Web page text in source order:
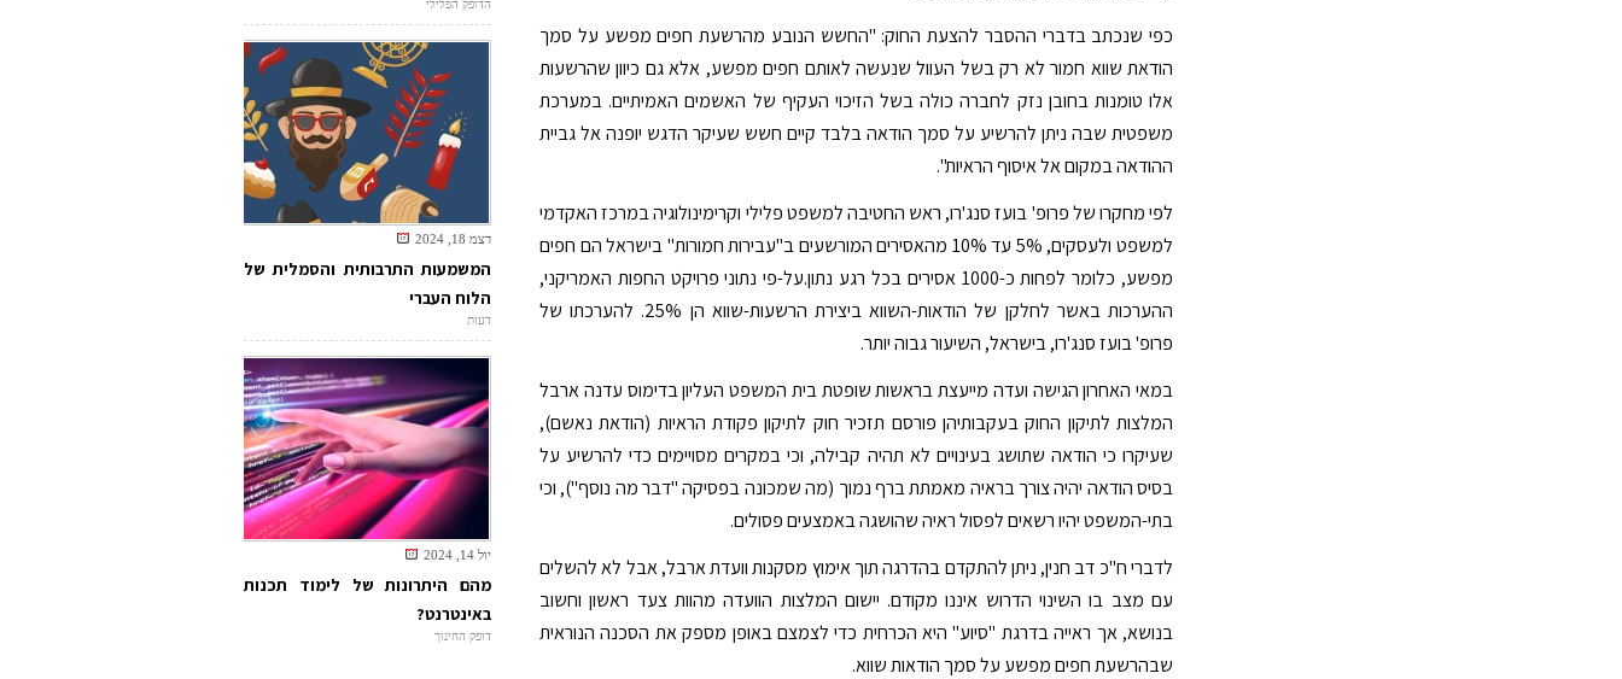
כפי שנכתב בדברי ההסבר להצעת החוק: "החשש הנובע מהרשעת חפים מפשע על סמך
הודאת שווא חמור לא רק בשל העוול שנעשה לאותם חפים מפשע, אלא גם כיוון שהרשעות
אלו טומנות בחובן נזק לחברה כולה בשל הזיכוי העקיף של האשמים האמיתיים. במערכת
משפטית שבה ניתן להרשיע על סמך הודאה בלבד קיים חשש שעיקר הדגש יופנה אל גביית
ההודאה במקום אל איסוף הראיות".
לפי מחקרו של פרופ' בועז סנג'רו, ראש החטיבה למשפט פלילי וקרימינולוגיה במרכז האקדמי
למשפט ולעסקים, 5% עד 10% מהאסירים המורשעים ב"עבירות חמורות" בישראל הם חפים
מפשע, כלומר לפחות כ-1000 אסירים בכל רגע נתון.על-פי נתוני פרויקט החפות האמריקני,
ההערכות באשר לחלקן של הודאות-השווא ביצירת הרשעות-שווא הן 25%. להערכתו של
פרופ' בועז סנג'רו, בישראל, השיעור גבוה יותר.
במאי האחרון הגישה ועדה מייעצת בראשות שופטת בית המשפט העליון בדימוס עדנה ארבל
המלצות לתיקון החוק בעקבותיהן פורסם תזכיר חוק לתיקון פקודת הראיות (הודאת נאשם),
שעיקרו כי הודאה שתושג בעינויים לא תהיה קבילה, וכי במקרים מסויימים כדי להרשיע על
בסיס הודאה יהיה צורך בראיה מאמתת ברף נמוך (מה שמכונה בפסיקה "דבר מה נוסף"), וכי
בתי-המשפט יהיו רשאים לפסול ראיה שהושגה באמצעים פסולים.
לדברי ח"כ דב חנין, ניתן להתקדם בהדרגה תוך אימוץ מסקנות וועדת ארבל, אבל לא להשלים
עם מצב בו השינוי הדרוש איננו מקודם. יישום המלצות הוועדה מהוות צעד ראשון וחשוב
בנושא, אך ראייה בדרגת "סיוע" היא הכרחית כדי לצמצם באופן מספק את הסכנה הנוראית
שבהרשעת חפים מפשע על סמך הודאות שווא.
הדופק הפלילי
דצמ 18, 2024
המשמעות התרבותית והסמלית של
הלוח העברי
דעות
יול 14, 2024
מהם היתרונות של לימוד תכנות
באינטרנט?
דופק החינוך